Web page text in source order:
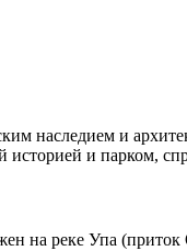
наследием и
историей и парком,
на реке Упа